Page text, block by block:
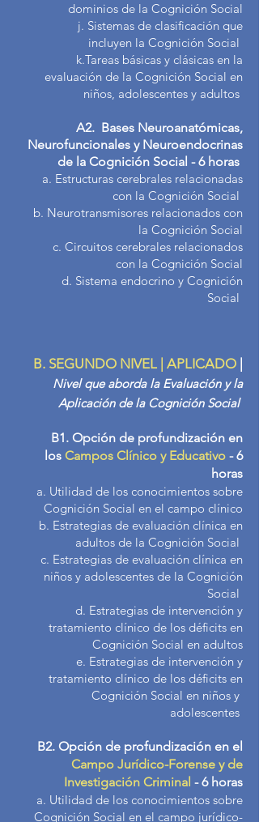
dominios de la Cognición Social
j. Sistemas de clasificación que
incluyen la Cognición Social
k.Tareas básicas y clásicas en la
evaluación de la Cognición Social en
niños, adolescentes y adultos
A2. Bases Neuroanatómicas,
Neurofuncionales y Neuroendocrinas
de la Cognición Social - 6 horas
a. Estructuras cerebrales relacionadas
con la Cognición Social
b. Neurotransmisores relacionados con
la Cognición Social
c. Circuitos cerebrales relacionados
con la Cognición Social
d. Sistema endocrino y Cognición
Social
B. SEGUNDO NIVEL | APLICADO
Nivel que aborda la Evaluación y la
Aplicación de la Cognición Social
B1. Opción de profundización en
los Campos Clínico y Educativo - 6
horas
a. Utilidad de los conocimientos sobre
Cognición Social en el campo clínico
b. Estrategias de evaluación clínica en
adultos de la Cognición Social
c. Estrategias de evaluación clínica en
niños y adolescentes de la Cognición
Social
d. Estrategias de intervención y
tratamiento clínico de los déficits en
Cognición Social en adultos
e. Estrategias de intervención y
tratamiento clínico de los déficits en
Cognición Social en niños y
adolescentes
B2. Opción de profundización en el
Campo Jurídico-Forense y de
Investigación Criminal - 6 horas
a. Utilidad de los conocimientos sobre
Cognición Social en el campo jurídico-